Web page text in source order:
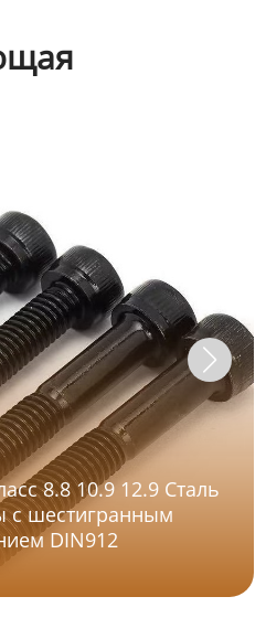
8.8 10.9 12.9 Сталь
с шестигранным
DIN912